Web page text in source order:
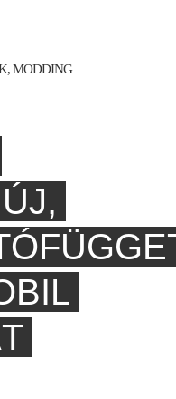
MODDING